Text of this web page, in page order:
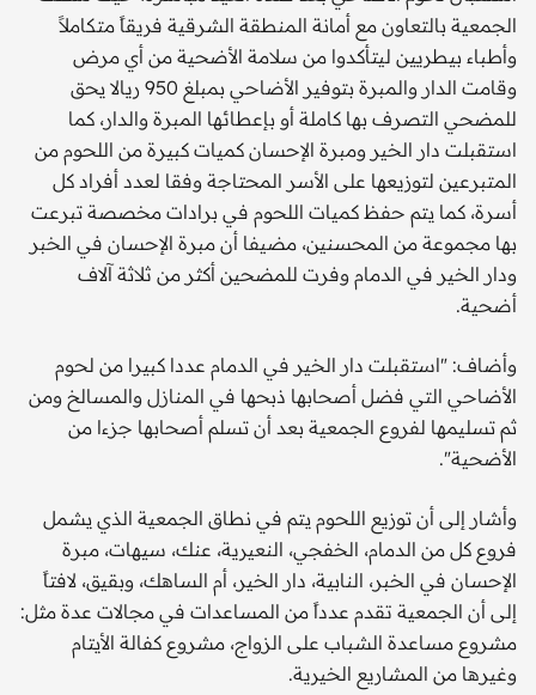
الجمعية بالتعاون مع أمانة المنطقة الشرقية فريقاً متكاملاً
وأطباء بيطريين ليتأكدوا من سلامة الأضحية من أي مرض
وقامت الدار والمبرة بتوفير الأضاحي بمبلغ 950 ريالا يحق
للمضحي التصرف بها كاملة أو بإعطائها المبرة والدار، كما
استقبلت دار الخير ومبرة الإحسان كميات كبيرة من اللحوم من
المتبرعين لتوزيعها على الأسر المحتاجة وفقا لعدد أفراد كل
أسرة، كما يتم حفظ كميات اللحوم في برادات مخصصة تبرعت
بها مجموعة من المحسنين، مضيفا أن مبرة الإحسان في الخبر
ودار الخير في الدمام وفرت للمضحين أكثر من ثلاثة آلاف
أضحية.
وأضاف: "استقبلت دار الخير في الدمام عددا كبيرا من لحوم
الأضاحي التي فضل أصحابها ذبحها في المنازل والمسالخ ومن
ثم تسليمها لفروع الجمعية بعد أن تسلم أصحابها جزءا من
الأضحية".
وأشار إلى أن توزيع اللحوم يتم في نطاق الجمعية الذي يشمل
فروع كل من الدمام، الخفجي، النعيرية، عنك، سيهات، مبرة
الإحسان في الخبر، النابية، دار الخير، أم الساهك، وبقيق، لافتاً
إلى أن الجمعية تقدم عدداً من المساعدات في مجالات عدة مثل:
مشروع مساعدة الشباب على الزواج، مشروع كفالة الأيتام
وغيرها من المشاريع الخيرية.